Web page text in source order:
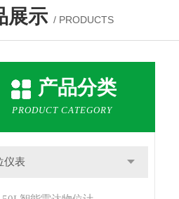
展示 / PRODUCTS
产品分类
PRODUCT CATEGORY
仪表